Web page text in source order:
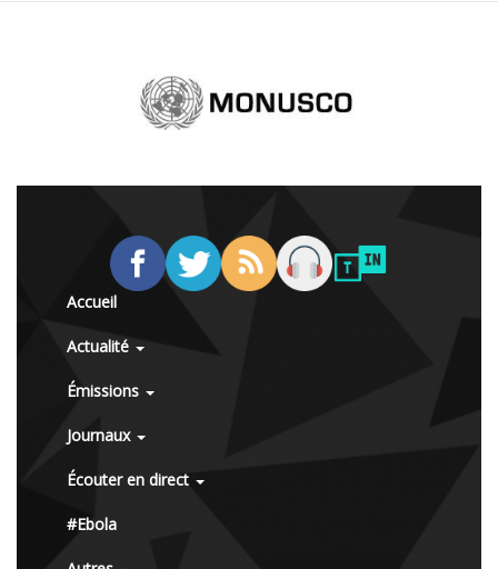
Accueil
Actualité
Émissions
Journaux
Écouter en direct
#Ebola